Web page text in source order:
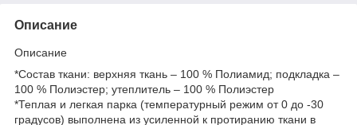
Описание
Описание
*Состав ткани: верхняя ткань – 100 % Полиамид; подкладка –
100 % Полиэстер; утеплитель – 100 % Полиэстер
*Теплая и легкая парка (температурный режим от 0 до -30
градусов) выполнена из усиленной к протиранию ткани в